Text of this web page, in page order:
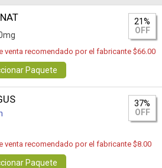
21%
OFF
venta recomendado por el fabricante $66.00
Paquete
37%
OFF
venta recomendado por el fabricante $8.00
Paquete